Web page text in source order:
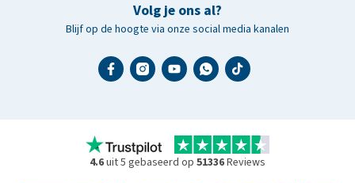
Volg je ons al?
Blijf op de hoogte via onze social media kanalen
4.6uit 5 gebaseerd op 51336Reviews